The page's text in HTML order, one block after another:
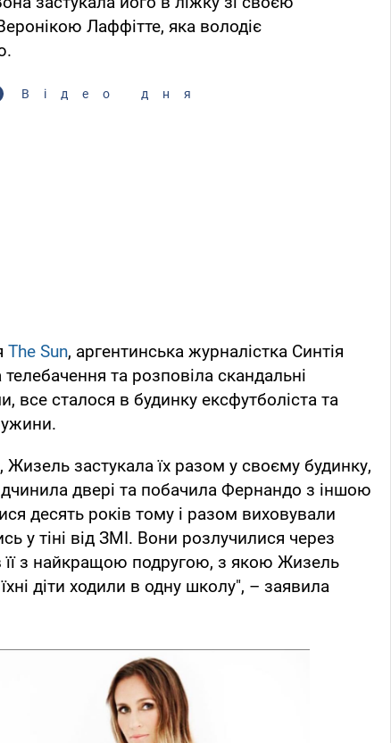
Лаффітте, яка володіє
Відео дня
The Sun, аргентинська журналістка Синтія
та розповіла скандальні
все сталося в будинку ексфутболіста та
Жизель застукала їх разом у своєму будинку,
двері та побачила Фернандо з іншою
десять років тому і разом виховували
у тіні від ЗМІ. Вони розлучилися через
її з найкращою подругою, з якою Жизель
діти ходили в одну школу", – заявила